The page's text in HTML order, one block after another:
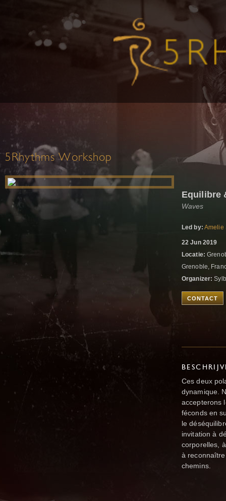
5Rhythms Workshop
Equilibre
Waves
Led by: Amelie
22 Jun 2019
Locatie:
Grenoble,
Organizer:
CONTACT
Ces deux
dynamique.
accepterons
féconds en
le
invitation à
corporelles,
à
chemins.